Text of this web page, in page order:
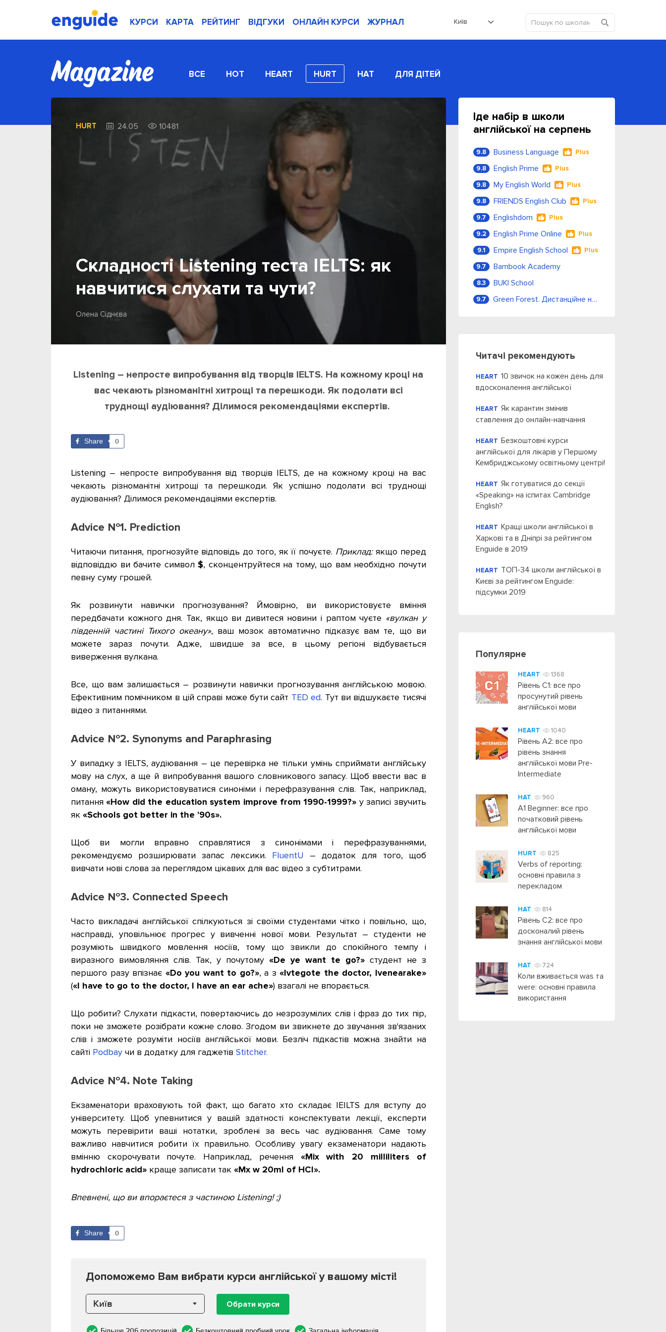
КУРСИ КАРТА РЕЙТИНГ ВІДГУКИ ОНЛАЙН КУРСИ ЖУРНАЛ Київ
ВСЕ HOT HEART HURT HAT ДЛЯ ДІТЕЙ
HURT 24.05 10481
Складності Listening теста IELTS: як
навчитися слухати та чути?
Олена Сіднєва
Listening – непросте випробування від творців IELTS. На кожному кроці на
вас чекають різноманітні хитрощі та перешкоди. Як подолати всі
труднощі аудіювання? Ділимося рекомендаціями експертів.
Share 0
Listening – непросте випробування від творців IELTS, де на кожному кроці на вас
чекають різноманітні хитрощі та перешкоди. Як успішно подолати всі труднощі
аудіювання? Ділимося рекомендаціями експертів.
Advice №1. Prediction
Читаючи питання, прогнозуйте відповідь до того, як її почуєте. Приклад: якщо перед
відповіддю ви бачите символ$, сконцентруйтеся на тому, що вам необхідно почути
певну суму грошей.
Як розвинути навички прогнозування? Ймовірно, ви використовуєте вміння
передбачати кожного дня. Так, якщо ви дивитеся новини і раптом чуєте «вулкан у
південній частині Тихого океану», ваш мозок автоматично підказує вам те, що ви
можете зараз почути. Адже, швидше за все, в цьому регіоні відбувається
виверження вулкана.
Все, що вам залишається – розвинути навички прогнозування англійською мовою.
Ефективним помічником в цій справі може бути сайт TED ed. Тут ви відшукаєте тисячі
відео з питаннями.
Advice №2. Synonyms and Paraphrasing
У випадку з IELTS, аудіювання – це перевірка не тільки умінь сприймати англійську
мову на слух, а ще й випробування вашого словникового запасу. Щоб ввести вас в
оману, можуть використовуватися синоніми і перефразування слів. Так, наприклад,
питання«How did the education system improve from 1990-1999?» у записі звучить
як «Schools got better in the '90s».
Щоб ви могли вправно справлятися з синонімами і перефразуваннями,
рекомендуємо розширювати запас лексики. FluentU – додаток для того, щоб
вивчати нові слова за переглядом цікавих для вас відео з субтитрами.
Advice №3. Connected Speech
Часто викладачі англійської спілкуються зі своїми студентами чітко і повільно, що,
насправді, уповільнює прогрес у вивченні нової мови. Результат –студенти не
розуміють швидкого мовлення носіїв, тому що звикли до спокійного темпу і
виразного вимовляння слів. Так, у почутому «De ye want te go?»студент не з
першого разу впізнає «Do you want to go?», а з«Ivtegote the doctor, Ivenearake»
(«I have to go to the doctor, I have an ear ache») взагалі не впорається.
Що робити? Слухати підкасти, повертаючись до незрозумілих слів і фраз до тих пір,
поки не зможете розібрати кожне слово. Згодом ви звикнете до звучання зв'язаних
слів і зможете розуміти носіїв англійської мови. Безліч підкастів можна знайти на
сайті Podbay чи в додатку для гаджетів Stitcher.
Advice №4. Note Taking
Екзаменатори враховують той факт, що багато хто складає IEILTS для вступу до
університету. Щоб упевнитися у вашій здатності конспектувати лекції, експерти
можуть перевірити ваші нотатки, зроблені за весь час аудіювання. Саме тому
важливо навчитися робити їх правильно. Особливу увагу екзаменатори надають
вмінню скорочувати почуте. Наприклад, речення «Mix with 20 milliliters of
hydrochloric acid» краще записати так «Mx w 20ml of HCl».
Впевнені, що ви впораєтеся з частиною Listening! ;)
Share 0
Допоможемо Вам вибрати курси англійської у вашому місті!
Київ Обрати курси
Іде набір в школи
англійської на серпень
9.8 Business Language Plus
9.8 English Prime Plus
9.8 My English World Plus
9.8 FRIENDS English Club Plus
9.7 Englishdom Plus
9.2 English Prime Online Plus
9.1 Empire English School Plus
9.7 Bambook Academy
8.3 BUKI School
9.7 Green Forest. Дистанційне навчання
Читачі рекомендують
HEART 10 звичок на кожен день для
вдосконалення англійської
HEART Як карантин змінив
ставлення до онлайн-навчання
HEART Безкоштовні курси
англійської для лікарів у Першому
Кембриджському освітньому центрі!
HEART Як готуватися до секції
«Speaking» на іспитах Cambridge
English?
HEART Кращі школи англійської в
Харкові та в Дніпрі за рейтингом
Enguide в 2019
HEART ТОП-34 школи англійської в
Києві за рейтингом Enguide:
підсумки 2019
Популярне
HEART 1368
Рівень C1: все про
просунутий рівень
англійської мови
HEART 1040
Рівень А2: все про
рівень знання
англійської мови Pre-
Intermediate
HAT 960
A1 Beginner: все про
початковий рівень
англійської мови
HURT 825
Verbs of reporting:
основні правила з
перекладом
HAT 814
Рівень C2: все про
досконалий рівень
знання англійської мови
HAT 724
Коли вживається was та
were: основні правила
використання